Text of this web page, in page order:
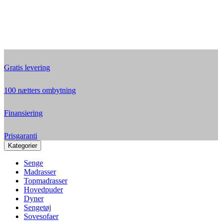
Gratis levering
100 nætters ombytning
Finansiering
Prisgaranti
Kategorier
Senge
Madrasser
Topmadrasser
Hovedpuder
Dyner
Sengetøj
Sovesofaer